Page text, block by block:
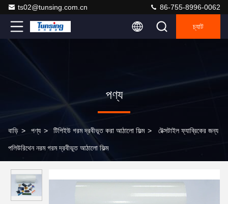
ts02@tunsing.com.cn 86-755-8996-0062
চ্যাট
পণ্য
বাড়ি > পণ্য > টিপিইউ গরম দ্রবীভূত করা আঠালো ফিল্ম > টেক্সটাইল ফ্যাব্রিকের জন্য
পলিউরিথেন নরম গরম দ্রবীভূত আঠালো ফিল্ম